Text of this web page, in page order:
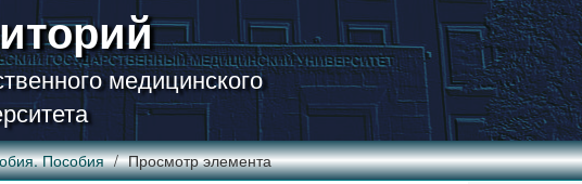
медицинского
Пособия Просмотр элемента